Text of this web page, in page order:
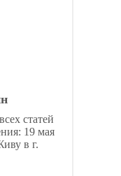
статей
19 мая
в г.